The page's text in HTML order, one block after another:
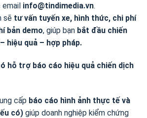
email info@tindimedia.vn.
sẽ tư vấn tuyến xe, hình thức, chi phí
bản demo, giúp bạn bắt đầu chiến
hiệu quả – hợp pháp.
hỗ trợ báo cáo hiệu quả chiến dịch
cấp báo cáo hình ảnh thực tế và
có) giúp doanh nghiệp kiểm chứng